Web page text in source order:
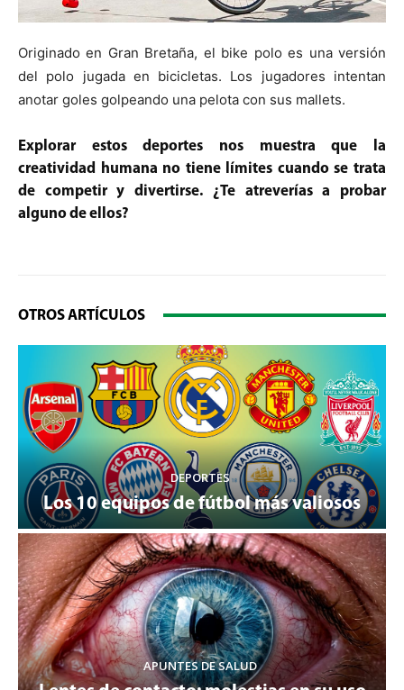
Originado en Gran Bretaña, el bike polo es una versión
del polo jugada en bicicletas. Los jugadores intentan
anotar goles golpeando una pelota con sus mallets.
Explorar estos deportes nos muestra que la
creatividad humana no tiene límites cuando se trata
de competir y divertirse. ¿Te atreverías a probar
alguno de ellos?
OTROS ARTÍCULOS
DEPORTES
Los 10 equipos de fútbol más valiosos
APUNTES DE SALUD